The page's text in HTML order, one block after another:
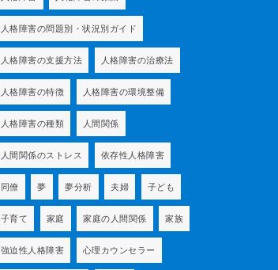
人格障害の問題別・状況別ガイド
人格障害の支援方法 人格障害の治療法
人格障害の特徴 人格障害の環境整備
人格障害の種類 人間関係
人間関係のストレス 依存性人格障害
同僚 夢 夢分析 夫婦 子ども
子育て 家庭 家庭の人間関係 家族
強迫性人格障害 心理カウンセラー